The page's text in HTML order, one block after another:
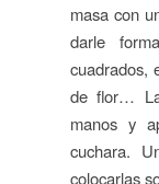
masa con
darle
cuadrados,
de flor…
manos y
cuchara.
colocarlas